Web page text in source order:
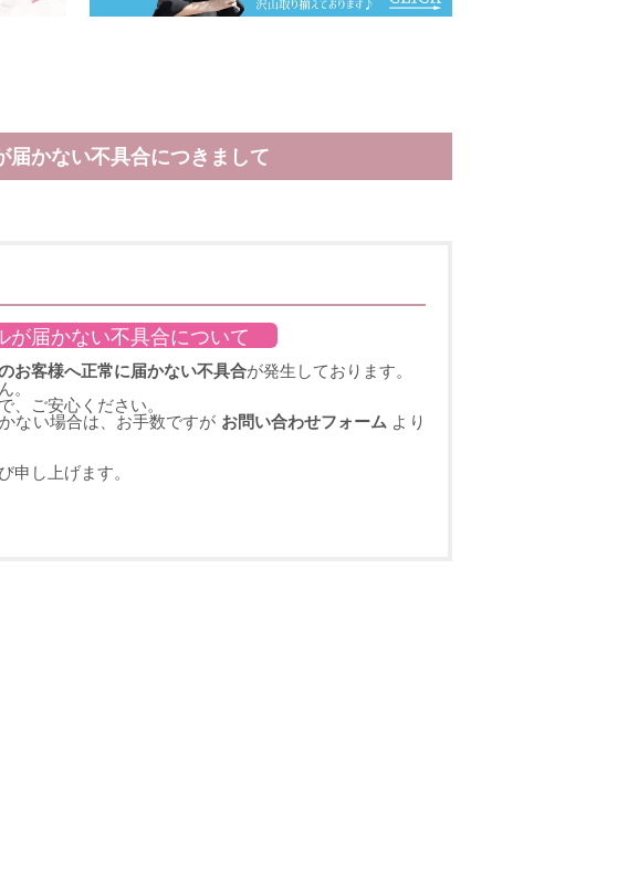
届かない不具合につきまして
が届かない不具合について
お客様へ正常に届かない不具合が発生しております。
。
ご安心ください。
ない場合は、お手数ですが お問い合わせフォーム より
し上げます。